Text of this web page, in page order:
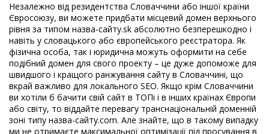
Незалежно від резидентства Словаччини або іншої країни
Євросоюзу, ви можете придбати місцевий домен верхнього
рівня за типом назва-сайту.sk абсолютно безперешкодно і
навіть у словацького або європейського реєстратора. Як
фізична особа, так і юридична можуть оформити на себе
подібний домен для свого проекту – це дуже допоможе для
швидшого і кращого ранжування сайту в Словаччині, що
вкрай важливо для локального SEO. Якщо крім Словаччини
ви хотіли б бачити свій сайт в ТОПі і в інших країнах Європи
або світу, то віддайте перевагу транснаціональній доменній
зоні типу назва-сайту.com. Але знайте, що в такому випадку
ми не отримаєте максимальної оптимізації під просування в